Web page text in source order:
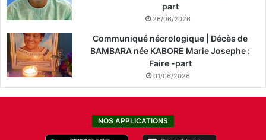
part
26/06/2026
Communiqué nécrologique | Décès de
BAMBARA née KABORE Marie Josephe :
Faire -part
01/06/2026
NOS APPLICATIONS